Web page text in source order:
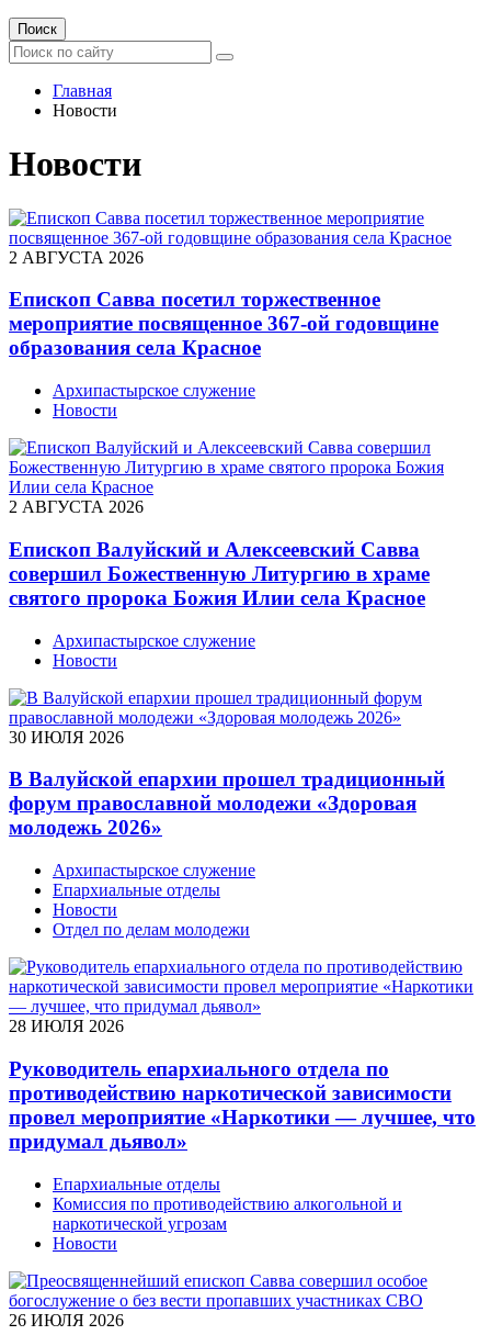
Поиск
Главная
Новости
Новости
2 АВГУСТА 2026
Епископ Савва посетил торжественное
мероприятие посвященное 367-ой годовщине
образования села Красное
Архипастырское служение
Новости
2 АВГУСТА 2026
Епископ Валуйский и Алексеевский Савва
совершил Божественную Литургию в храме
святого пророка Божия Илии села Красное
Архипастырское служение
Новости
30 ИЮЛЯ 2026
В Валуйской епархии прошел традиционный
форум православной молодежи «Здоровая
молодежь 2026»
Архипастырское служение
Епархиальные отделы
Новости
Отдел по делам молодежи
28 ИЮЛЯ 2026
Руководитель епархиального отдела по
противодействию наркотической зависимости
провел мероприятие «Наркотики — лучшее, что
придумал дьявол»
Епархиальные отделы
Комиссия по противодействию алкогольной и
наркотической угрозам
Новости
26 ИЮЛЯ 2026